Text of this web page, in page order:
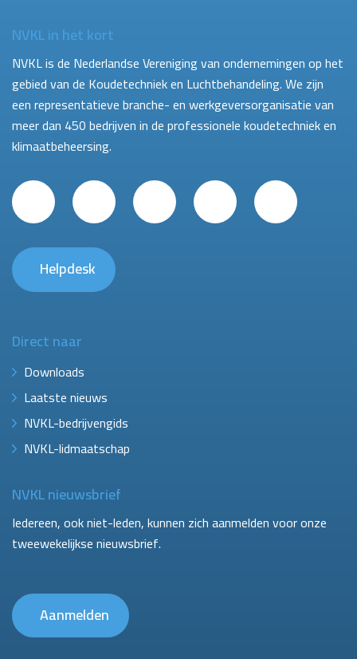
NVKL in het kort
NVKL is de Nederlandse Vereniging van ondernemingen op het
gebied van de Koudetechniek en Luchtbehandeling. We zijn
een representatieve branche- en werkgeversorganisatie van
meer dan 450 bedrijven in de professionele koudetechniek en
klimaatbeheersing.
Helpdesk
Direct naar
Downloads
Laatste nieuws
NVKL-bedrijvengids
NVKL-lidmaatschap
NVKL nieuwsbrief
Iedereen, ook niet-leden, kunnen zich aanmelden voor onze
tweewekelijkse nieuwsbrief.
Aanmelden